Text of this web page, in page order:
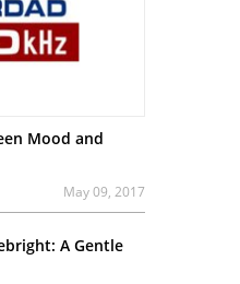
Mood and
May 09, 2017
A Gentle